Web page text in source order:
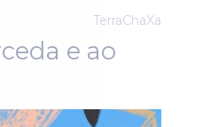
TerraChaXa
e ao